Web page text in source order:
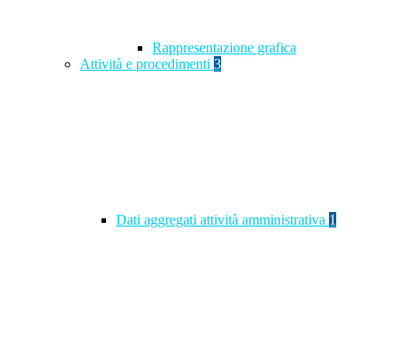
Rappresentazione grafica
Attività e procedimenti 3
Dati aggregati attività amministrativa 1